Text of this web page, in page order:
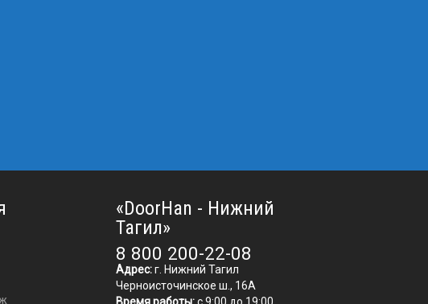
«DoorHan - Нижний
Тагил»
8 800 200-22-08
Адрес:г. Нижний Тагил
Черноисточинское ш., 16А